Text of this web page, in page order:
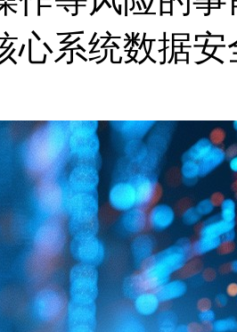
心系统数据安